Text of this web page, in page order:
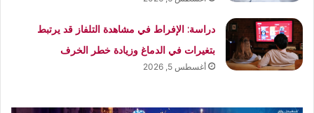
دراسة: الإفراط في مشاهدة التلفاز قد يرتبط
بتغيرات في الدماغ وزيادة خطر الخرف
أغسطس 5, 2026